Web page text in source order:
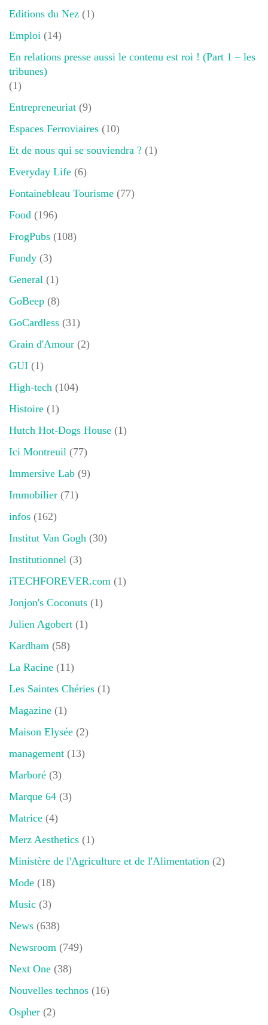
Editions du Nez (1)
Emploi (14)
En relations presse aussi le contenu est roi ! (Part 1 – les
tribunes)
(1)
Entrepreneuriat (9)
Espaces Ferroviaires (10)
Et de nous qui se souviendra ? (1)
Everyday Life (6)
Fontainebleau Tourisme (77)
Food (196)
FrogPubs (108)
Fundy (3)
General (1)
GoBeep (8)
GoCardless (31)
Grain d'Amour (2)
GUI (1)
High-tech (104)
Histoire (1)
Hutch Hot-Dogs House (1)
Ici Montreuil (77)
Immersive Lab (9)
Immobilier (71)
infos (162)
Institut Van Gogh (30)
Institutionnel (3)
iTECHFOREVER.com (1)
Jonjon's Coconuts (1)
Julien Agobert (1)
Kardham (58)
La Racine (11)
Les Saintes Chéries (1)
Magazine (1)
Maison Elysée (2)
management (13)
Marboré (3)
Marque 64 (3)
Matrice (4)
Merz Aesthetics (1)
Ministère de l'Agriculture et de l'Alimentation (2)
Mode (18)
Music (3)
News (638)
Newsroom (749)
Next One (38)
Nouvelles technos (16)
Ospher (2)